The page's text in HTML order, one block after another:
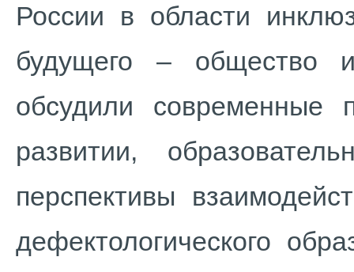
России в области
будущего – общество
обсудили современные
развитии,
перспективы
дефектологического